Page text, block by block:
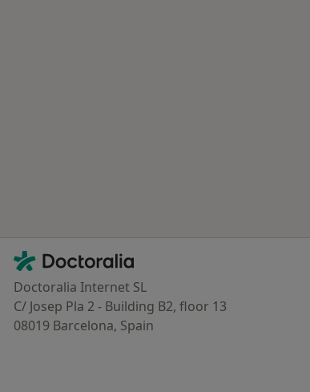
Contacto
Doctoralia - Página de inicio
Doctoralia Internet SL
C/ Josep Pla 2 - Building B2, floor 13
08019 Barcelona, Spain